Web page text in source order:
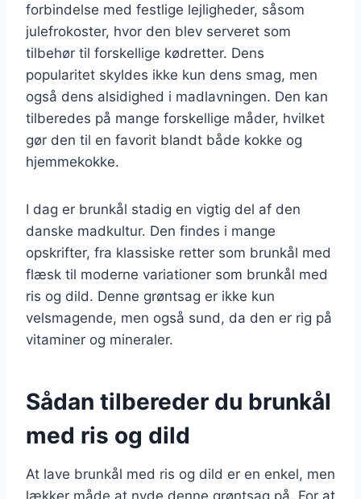
forbindelse med festlige lejligheder, såsom
julefrokoster, hvor den blev serveret som
tilbehør til forskellige kødretter. Dens
popularitet skyldes ikke kun dens smag, men
også dens alsidighed i madlavningen. Den kan
tilberedes på mange forskellige måder, hvilket
gør den til en favorit blandt både kokke og
hjemmekokke.
I dag er brunkål stadig en vigtig del af den
danske madkultur. Den findes i mange
opskrifter, fra klassiske retter som brunkål med
flæsk til moderne variationer som brunkål med
ris og dild. Denne grøntsag er ikke kun
velsmagende, men også sund, da den er rig på
vitaminer og mineraler.
Sådan tilbereder du brunkål
med ris og dild
At lave brunkål med ris og dild er en enkel, men
lækker måde at nyde denne grøntsag på. For at